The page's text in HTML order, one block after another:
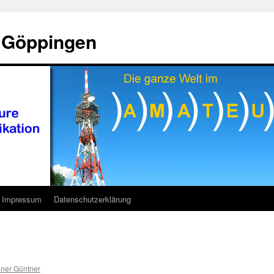
Impressum Datenschutzerklärung
Güntner